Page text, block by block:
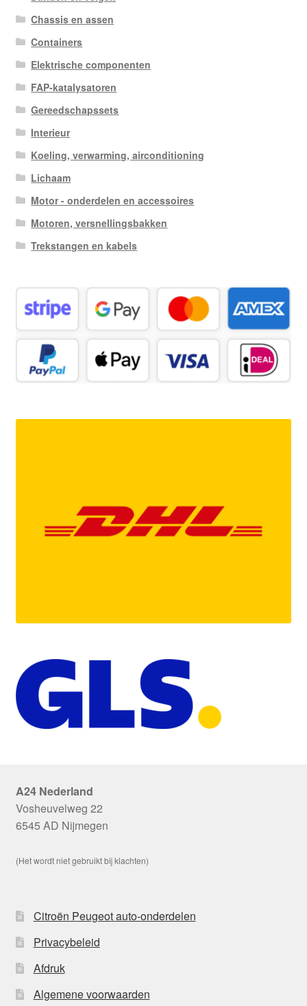
Chassis en assen
Containers
Elektrische componenten
FAP-katalysatoren
Gereedschapssets
Interieur
Koeling, verwarming, airconditioning
Lichaam
Motor - onderdelen en accessoires
Motoren, versnellingsbakken
Trekstangen en kabels
A24 Nederland
Vosheuvelweg 22
6545 AD Nijmegen
(Het wordt niet gebruikt bij klachten)
Citroën Peugeot auto-onderdelen
Privacybeleid
Afdruk
Algemene voorwaarden